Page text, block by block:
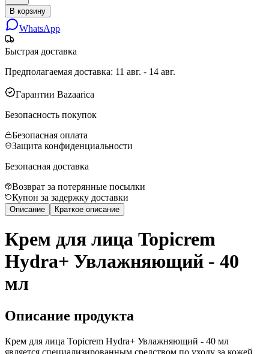
В корзину
WhatsApp
Быстрая доставка
Предполагаемая доставка: 11 авг. - 14 авг.
Гарантии Bazaarica
Безопасность покупок
Безопасная оплата
Защита конфиденциальности
Безопасная доставка
Возврат за потерянные посылки
Купон за задержку доставки
Описание Краткое описание
Крем для лица Topicrem
Hydra+ Увлажняющий - 40
мл
Описание продукта
Крем для лица Topicrem Hydra+ Увлажняющий - 40 мл
является специализированным средством по уходу за кожей,